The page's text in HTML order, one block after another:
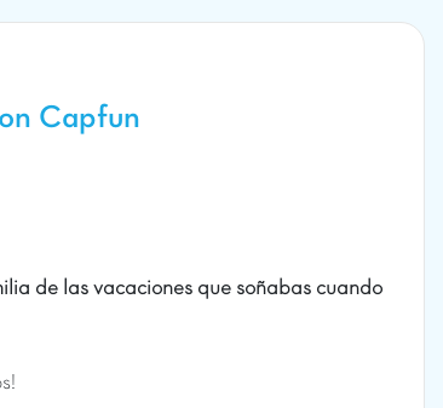
Capfun
de las vacaciones que soñabas cuando